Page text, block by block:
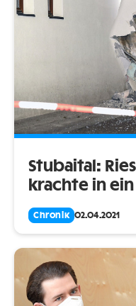
Stubaital:
krachte in ein
Chronik 02.04.2021